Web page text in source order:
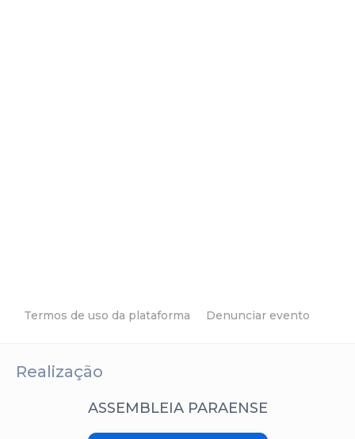
Termos de uso da plataforma Denunciar evento
Realização
ASSEMBLEIA PARAENSE